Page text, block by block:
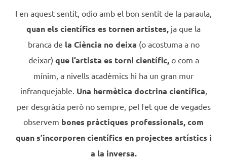
I en aquest sentit, odio amb el bon sentit de la paraula,
quan els científics es tornen artistes, ja que la
branca de la Ciència no deixa (o acostuma a no
deixar) que l’artista es torni científic, o com a
mínim, a nivells acadèmics hi ha un gran mur
infranquejable. Una hermètica doctrina científica
per desgràcia però no sempre, pel fet que de vegades
observem bones pràctiques professionals,com
quan s’incorporen científics en projectes artístics i
a la inversa.